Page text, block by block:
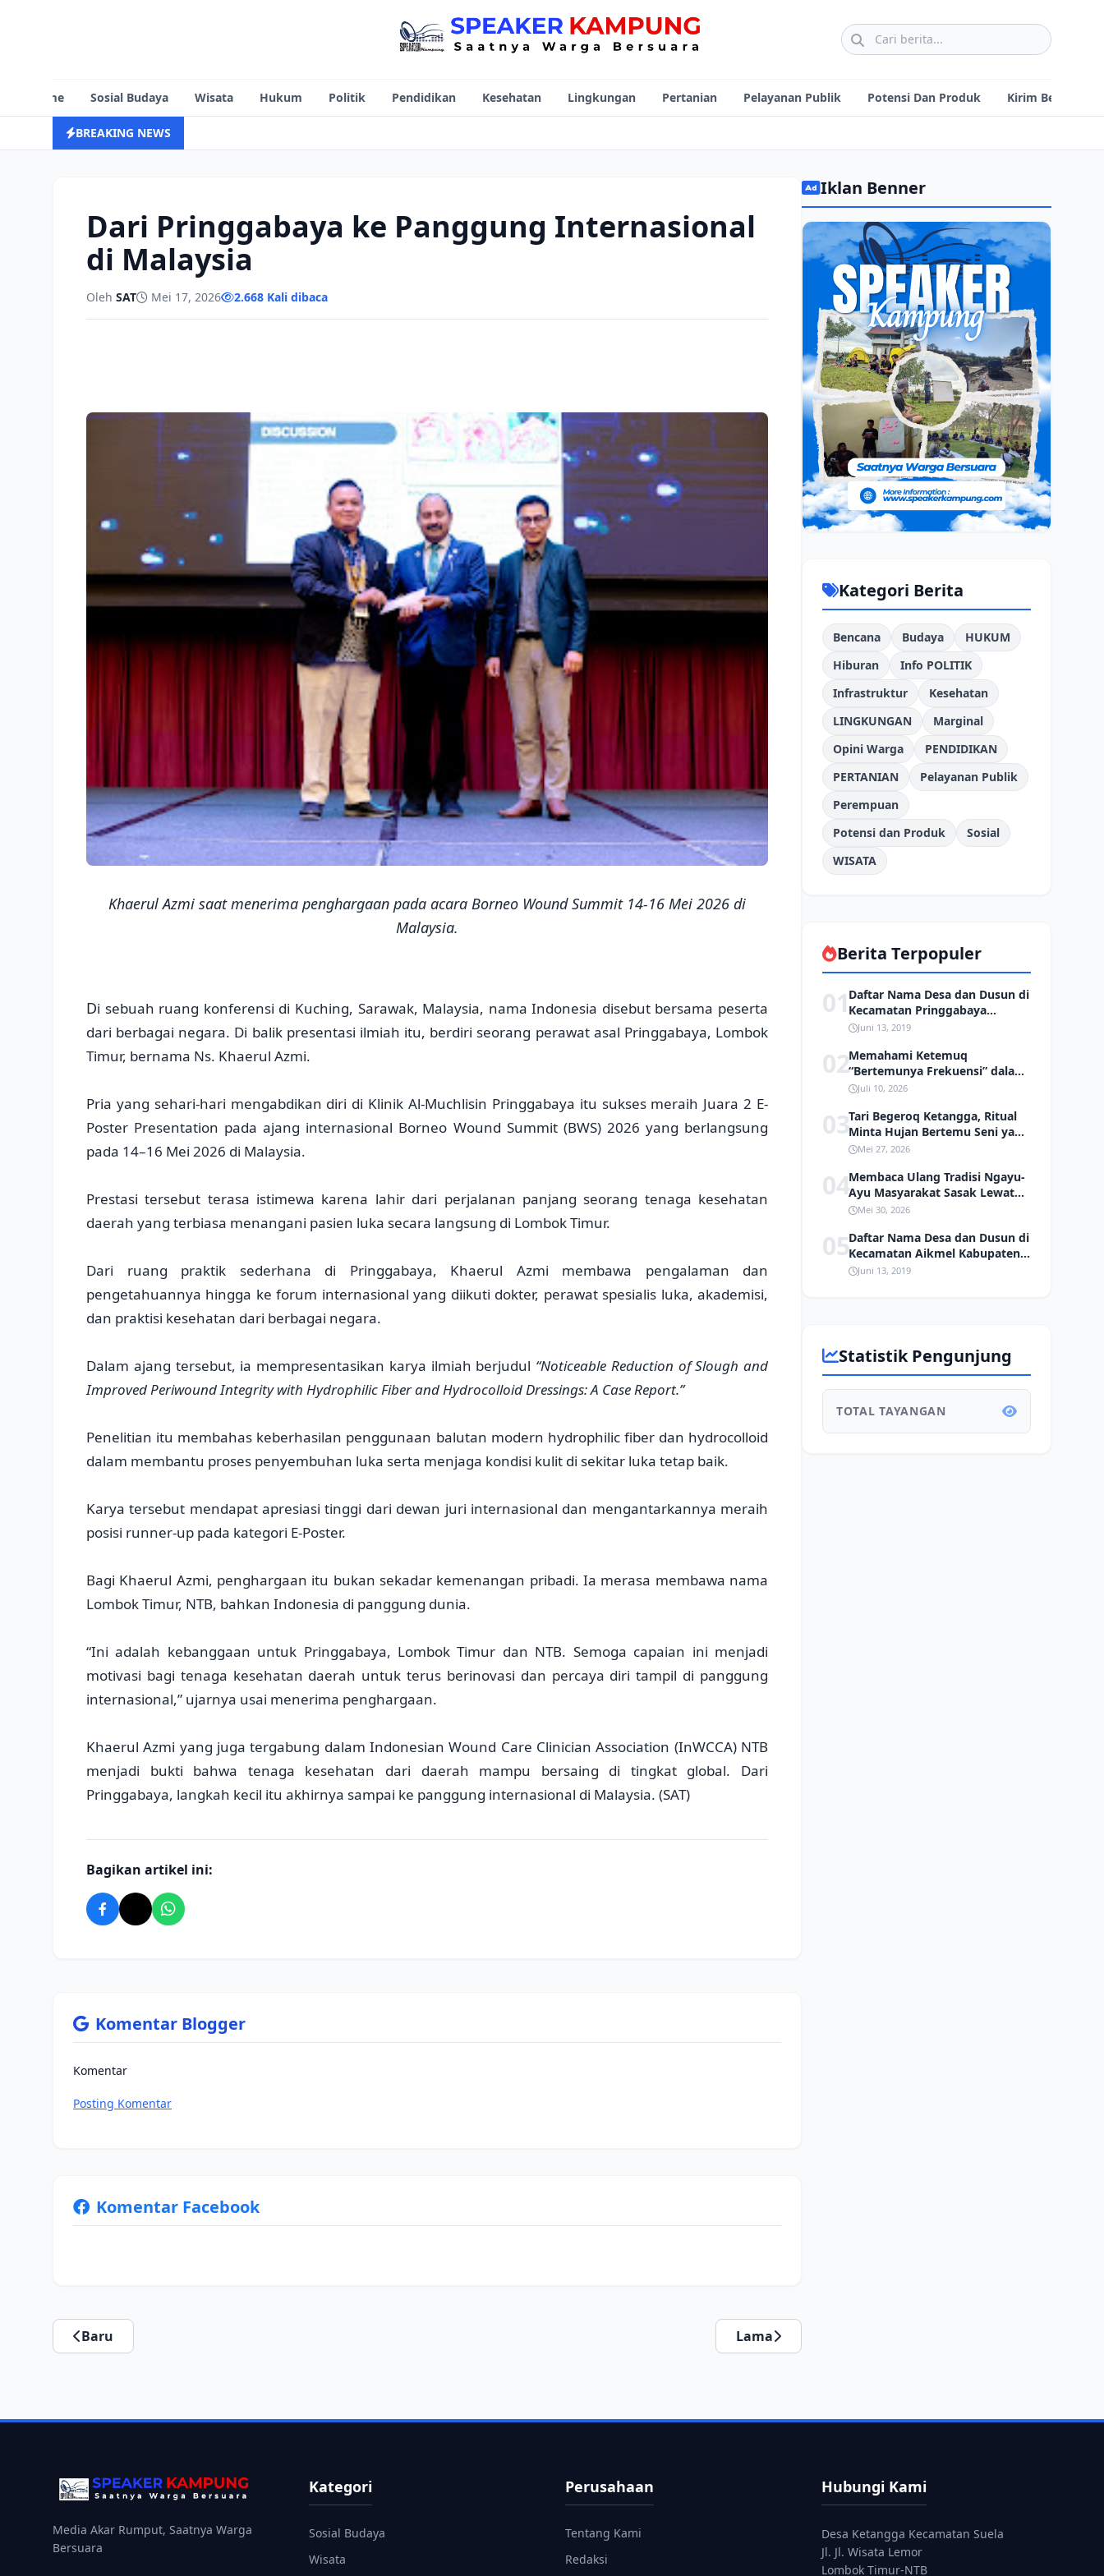
Home Sosial Budaya Wisata Hukum Politik Pendidikan Kesehatan Lingkungan Pertanian Pelayanan Publik Potensi Dan Produk Kirim Berita
BREAKING NEWS
Dari Pringgabaya ke Panggung Internasional
di Malaysia
Oleh SAT Mei 17, 2026 2.668 Kali dibaca
Khaerul Azmi saat menerima penghargaan pada acara Borneo Wound Summit 14-16 Mei 2026 di
Malaysia.
Di sebuah ruang konferensi di Kuching, Sarawak, Malaysia, nama Indonesia disebut bersama peserta
dari berbagai negara. Di balik presentasi ilmiah itu, berdiri seorang perawat asal Pringgabaya, Lombok
Timur, bernama Ns. Khaerul Azmi.
Pria yang sehari-hari mengabdikan diri di Klinik Al-Muchlisin Pringgabaya itu sukses meraih Juara 2 E-
Poster Presentation pada ajang internasional Borneo Wound Summit (BWS) 2026 yang berlangsung
pada 14–16 Mei 2026 di Malaysia.
Prestasi tersebut terasa istimewa karena lahir dari perjalanan panjang seorang tenaga kesehatan
daerah yang terbiasa menangani pasien luka secara langsung di Lombok Timur.
Dari ruang praktik sederhana di Pringgabaya, Khaerul Azmi membawa pengalaman dan
pengetahuannya hingga ke forum internasional yang diikuti dokter, perawat spesialis luka, akademisi,
dan praktisi kesehatan dari berbagai negara.
Dalam ajang tersebut, ia mempresentasikan karya ilmiah berjudul “Noticeable Reduction of Slough and
Improved Periwound Integrity with Hydrophilic Fiber and Hydrocolloid Dressings: A Case Report.”
Penelitian itu membahas keberhasilan penggunaan balutan modern hydrophilic fiber dan hydrocolloid
dalam membantu proses penyembuhan luka serta menjaga kondisi kulit di sekitar luka tetap baik.
Karya tersebut mendapat apresiasi tinggi dari dewan juri internasional dan mengantarkannya meraih
posisi runner-up pada kategori E-Poster.
Bagi Khaerul Azmi, penghargaan itu bukan sekadar kemenangan pribadi. Ia merasa membawa nama
Lombok Timur, NTB, bahkan Indonesia di panggung dunia.
“Ini adalah kebanggaan untuk Pringgabaya, Lombok Timur dan NTB. Semoga capaian ini menjadi
motivasi bagi tenaga kesehatan daerah untuk terus berinovasi dan percaya diri tampil di panggung
internasional,” ujarnya usai menerima penghargaan.
Khaerul Azmi yang juga tergabung dalam Indonesian Wound Care Clinician Association (InWCCA) NTB
menjadi bukti bahwa tenaga kesehatan dari daerah mampu bersaing di tingkat global. Dari
Pringgabaya, langkah kecil itu akhirnya sampai ke panggung internasional di Malaysia. (SAT)
Bagikan artikel ini:
Komentar Blogger
Komentar
Posting Komentar
Komentar Facebook
Baru Lama
Iklan Benner
Kategori Berita
Bencana Budaya
HUKUM
Hiburan
Info POLITIK
Infrastruktur
Kesehatan
LINGKUNGAN
Marginal
Opini Warga
PENDIDIKAN
PERTANIAN
Pelayanan Publik
Perempuan
Potensi dan Produk
Sosial
WISATA
Berita Terpopuler
01Daftar Nama Desa dan Dusun di
Kecamatan Pringgabaya
Kabupaten Lombok Timur
Juni 13, 2019
02Memahami Ketemuq
“Bertemunya Frekuensi” dalam
Tradisi Sasak
Juli 10, 2026
03Tari Begeroq Ketangga, Ritual
Minta Hujan Bertemu Seni yang
Hampir Punah
Mei 27, 2026
04Membaca Ulang Tradisi Ngayu-
Ayu Masyarakat Sasak Lewat
Kacamata Ekologi
Mei 30, 2026
05Daftar Nama Desa dan Dusun di
Kecamatan Aikmel Kabupaten
Lombok Timur
Juni 13, 2019
Statistik Pengunjung
TOTAL TAYANGAN
Media Akar Rumput, Saatnya Warga
Bersuara
Kategori
Sosial Budaya
Wisata
Perusahaan
Tentang Kami
Redaksi
Hubungi Kami
Desa Ketangga Kecamatan Suela
Jl. Jl. Wisata Lemor
Lombok Timur-NTB